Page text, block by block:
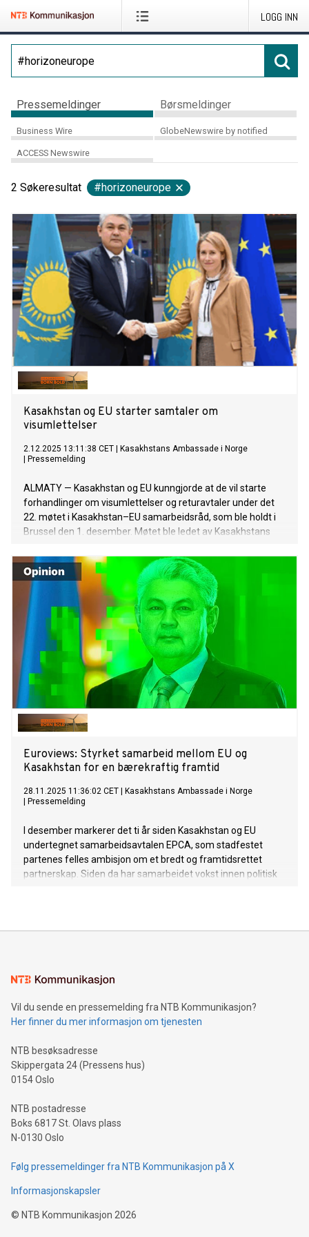
LOGG INN
Pressemeldinger Børsmeldinger
Business Wire GlobeNewswire by notified
ACCESS Newswire
2 Søkeresultat #horizoneurope
Kasakhstan og EU starter samtaler om
visumlettelser
2.12.2025 13:11:38 CET
Kasakhstans Ambassade i Norge
Pressemelding
ALMATY — Kasakhstan og EU kunngjorde at de vil starte
forhandlinger om visumlettelser og returavtaler under det
22. møtet i Kasakhstan–EU samarbeidsråd, som ble holdt i
Brussel den 1. desember. Møtet ble ledet av Kasakhstans
representant for utenrikssaker og sikkerhetspolitikk, Kaja
Kallas.
Euroviews: Styrket samarbeid mellom EU og
Kasakhstan for en bærekraftig framtid
28.11.2025 11:36:02 CET
Kasakhstans Ambassade i Norge
Pressemelding
I desember markerer det ti år siden Kasakhstan og EU
undertegnet samarbeidsavtalen EPCA, som stadfestet
partenes felles ambisjon om et bredt og framtidsrettet
partnerskap. Siden da har samarbeidet vokst innen politisk
Vil du sende en pressemelding fra NTB Kommunikasjon?
Her finner du mer informasjon om tjenesten
NTB besøksadresse
Skippergata 24 (Pressens hus)
0154 Oslo
NTB postadresse
Boks 6817 St. Olavs plass
N-0130 Oslo
Følg pressemeldinger fra NTB Kommunikasjon på X
Informasjonskapsler
© NTB Kommunikasjon 2026